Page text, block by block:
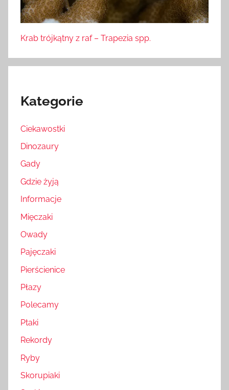
Krab trójkątny z raf – Trapezia spp.
Kategorie
Ciekawostki
Dinozaury
Gady
Gdzie żyją
Informacje
Mięczaki
Owady
Pajęczaki
Pierścienice
Płazy
Polecamy
Ptaki
Rekordy
Ryby
Skorupiaki